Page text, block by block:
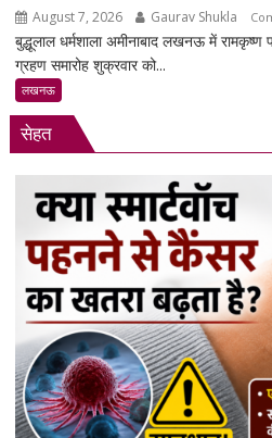
August 7, 2026 Gaurav Shukla
बुद्धूलाल धर्मशाला अमीनाबाद लखनऊ में रामकृष्ण
ग्रहण समारोह शुक्रवार को...
लखनऊ
सेहत